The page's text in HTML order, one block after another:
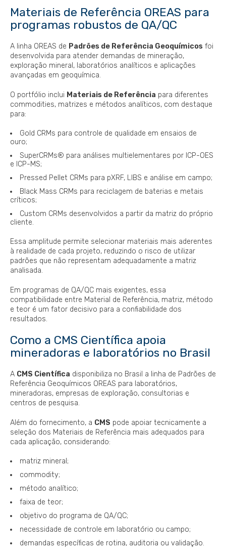
Materiais de Referência OREAS para
programas robustos de QA/QC
A linha OREAS de Padrões de Referência Geoquímicos foi
desenvolvida para atender demandas de mineração,
exploração mineral, laboratórios analíticos e aplicações
avançadas em geoquímica.
O portfólio inclui Materiais de Referência para diferentes
commodities, matrizes e métodos analíticos, com destaque
para:
Gold CRMs para controle de qualidade em ensaios de
ouro;
SuperCRMs® para análises multielementares por ICP-OES
e ICP-MS;
Pressed Pellet CRMs para pXRF, LIBS e análise em campo;
Black Mass CRMs para reciclagem de baterias e metais
críticos;
Custom CRMs desenvolvidos a partir da matriz do próprio
cliente.
Essa amplitude permite selecionar materiais mais aderentes
à realidade de cada projeto, reduzindo o risco de utilizar
padrões que não representam adequadamente a matriz
analisada.
Em programas de QA/QC mais exigentes, essa
compatibilidade entre Material de Referência, matriz, método
e teor é um fator decisivo para a confiabilidade dos
resultados.
Como a CMS Científica apoia
mineradoras e laboratórios no Brasil
A CMS Científica disponibiliza no Brasil a linha de Padrões de
Referência Geoquímicos OREAS para laboratórios,
mineradoras, empresas de exploração, consultorias e
centros de pesquisa.
Além do fornecimento, a CMS pode apoiar tecnicamente a
seleção dos Materiais de Referência mais adequados para
cada aplicação, considerando:
matriz mineral;
commodity;
método analítico;
faixa de teor;
objetivo do programa de QA/QC;
necessidade de controle em laboratório ou campo;
demandas específicas de rotina, auditoria ou validação.